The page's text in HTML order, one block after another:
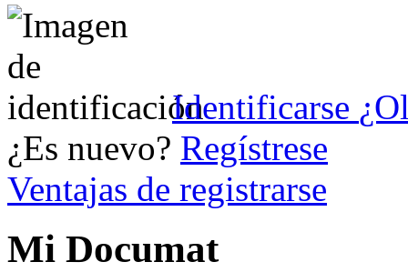
Identificarse
¿Es nuevo? Regístrese
Ventajas de registrarse
Mi Documat